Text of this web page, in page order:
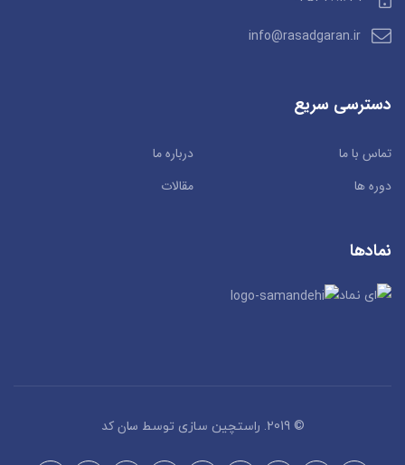
info@rasadgaran.ir
دسترسی سریع
تماس با ما
درباره ما
دوره ها
مقالات
نمادها
© 2019. راستچین سازی توسط سان کد